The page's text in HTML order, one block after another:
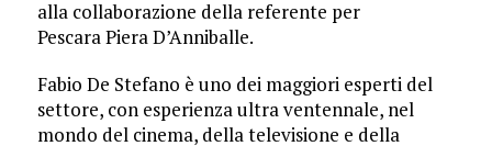
alla collaborazione della referente per
Pescara Piera D’Anniballe.
Fabio De Stefano è uno dei maggiori esperti del
settore, con esperienza ultra ventennale, nel
mondo del cinema, della televisione e della